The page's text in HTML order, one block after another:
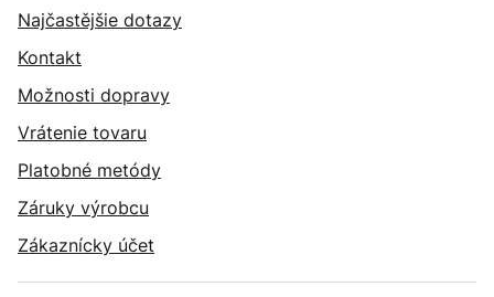
Najčastějšie dotazy
Kontakt
Možnosti dopravy
Vrátenie tovaru
Platobné metódy
Záruky výrobcu
Zákaznícky účet